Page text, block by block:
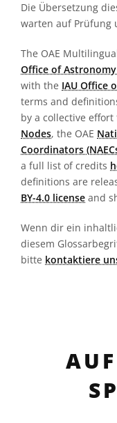
Die Übersetzung
warten auf Prüfung
The OAE
Office of
with the IAU Office
terms and
by a collective
Nodes, the OAE
Coordinators
a full list of credits
definitions are
BY-4.0 license and
Wenn dir ein
diesem
bitte kontaktiere